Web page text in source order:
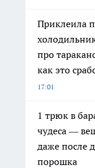
Приклеила
про
как это
17:01
1 трюк в
чудеса —
даже после
порошка